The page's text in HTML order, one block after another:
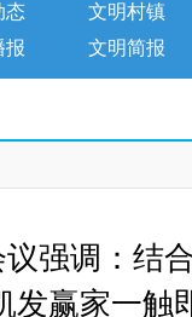
态 文明村镇
报 文明简报
强调：结
发赢家一触